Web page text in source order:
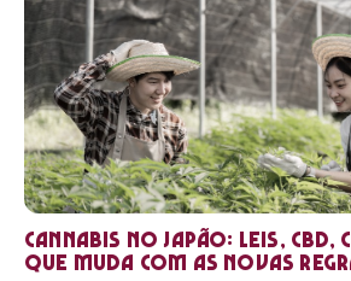
Cannabis no Japão: leis, CBD,
que muda com as novas